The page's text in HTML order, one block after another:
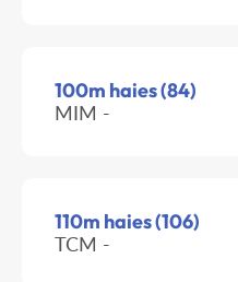
100m haies (84)
MIM -
110m haies (106)
TCM -